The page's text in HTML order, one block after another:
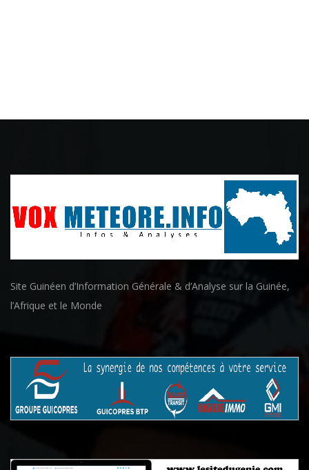
Site Guinéen d’Information Générale & d’Analyse sur la Guinée,
l’Afrique et le Monde